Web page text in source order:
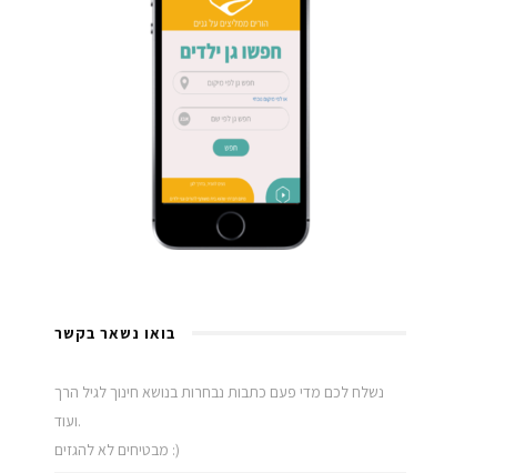
בואו נשאר בקשר
נשלח לכם מדי פעם כתבות נבחרות בנושא חינוך לגיל הרך
ועוד.
מבטיחים לא להגזים :)